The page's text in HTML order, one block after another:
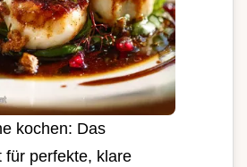
kochen: Das
für perfekte, klare